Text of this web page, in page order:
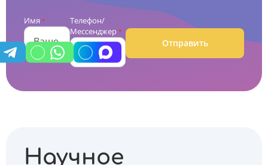
Имя *
Телефон/
Мессенджер *
Отправить
Научное